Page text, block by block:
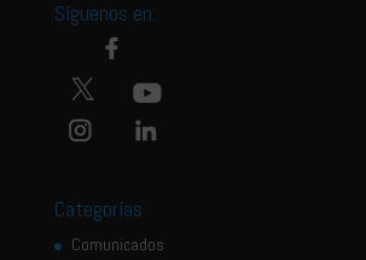
Síguenos en:
Categorías
Comunicados